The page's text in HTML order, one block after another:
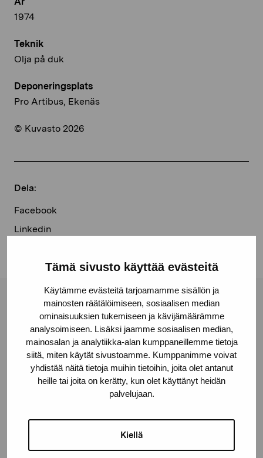
Tämä sivusto käyttää evästeitä
Käytämme evästeitä tarjoamamme sisällön ja
mainosten räätälöimiseen, sosiaalisen median
ominaisuuksien tukemiseen ja kävijämäärämme
analysoimiseen. Lisäksi jaamme sosiaalisen median,
mainosalan ja analytiikka-alan kumppaneillemme tietoja
siitä, miten käytät sivustoamme. Kumppanimme voivat
yhdistää näitä tietoja muihin tietoihin, joita olet antanut
heille tai joita on kerätty, kun olet käyttänyt heidän
palvelujaan.
Kiellä
1974
Teknik
Olja på duk
Deponeringsplats
Pro Artibus, Ekenäs
© Kuvasto 2026
Dela:
Facebook
Linkedin
Stiftelsen Pro Artibus
Gustav Wasas gata 11
10600 Ekenäs
proartibus@proartibus.fi